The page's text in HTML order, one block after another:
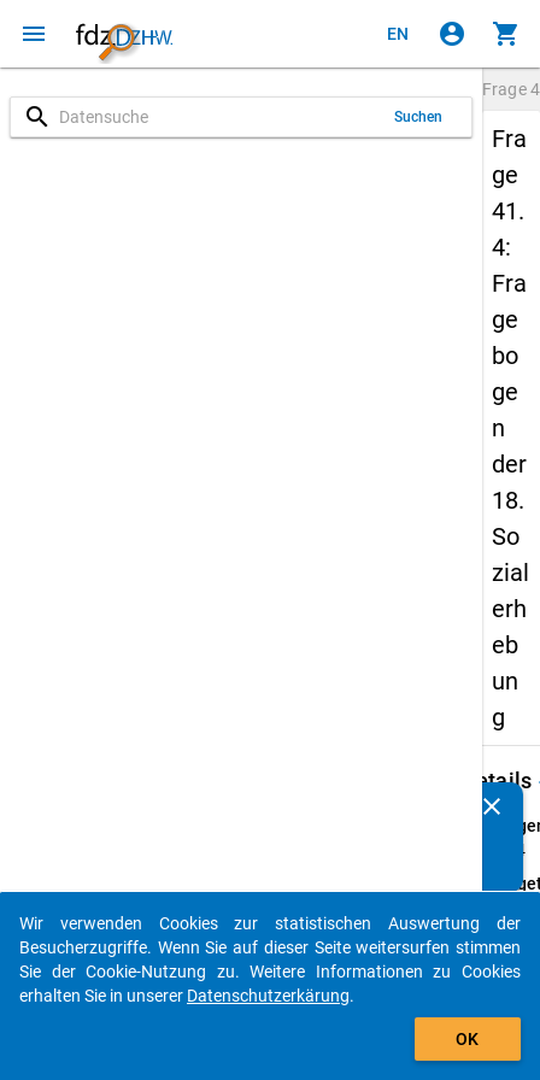
menu EN account_circle shopping_cart
search Suchen
Frage
Fra
ge
41.
4:
Fra
ge
bo
ge
n
der
18.
So
zial
erh
eb
un
g
Details
41.4
Sie
Grad
clear
auto_stories
add_shopping_cart
Wir verwenden Cookies zur statistischen Auswertung der
Besucherzugriffe. Wenn Sie auf dieser Seite weitersurfen stimmen
Sie der Cookie-Nutzung zu. Weitere Informationen zu Cookies
erhalten Sie in unserer Datenschutzerkärung.
OK